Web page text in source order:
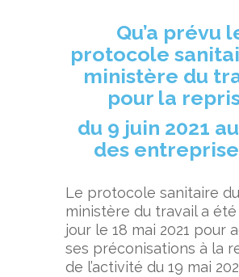
Qu’a prévu
protocole
ministère du
pour la
du 9 juin 2021
des
Le protocole sanitaire du
ministère du travail a été
jour le 18 mai 2021 pour
ses préconisations à la
de l’activité du 19 mai